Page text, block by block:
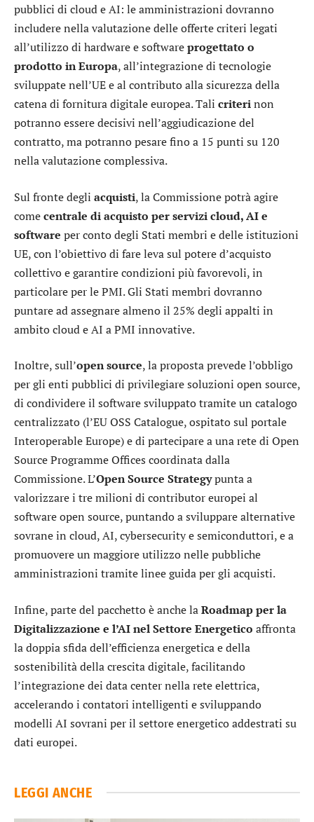
pubblici di cloud e AI: le amministrazioni dovranno
includere nella valutazione delle offerte criteri legati
all’utilizzo di hardware e softwareprogettato o
prodotto in Europa, all’integrazione di tecnologie
sviluppate nell’UE e al contributo alla sicurezza della
catena di fornitura digitale europea. Tali criterinon
potranno essere decisivi nell’aggiudicazione del
contratto, ma potranno pesare fino a 15 punti su 120
nella valutazione complessiva.
Sul fronte degli acquisti, la Commissione potrà agire
comecentrale di acquisto per servizi cloud, AI e
software per conto degli Stati membri e delle istituzioni
UE, con l’obiettivo di fare leva sul potere d’acquisto
collettivo e garantire condizioni più favorevoli, in
particolare per le PMI. Gli Stati membri dovranno
puntare ad assegnare almeno il 25% degli appalti in
ambito cloud e AI a PMI innovative.
Inoltre, sull’open source, la proposta prevede l’obbligo
per gli enti pubblici di privilegiare soluzioni open source,
di condividere il software sviluppato tramite un catalogo
centralizzato (l’EU OSS Catalogue, ospitato sul portale
Interoperable Europe) e di partecipare a una rete di Open
Source Programme Offices coordinata dalla
Commissione. L’Open Source Strategypunta a
valorizzare i tre milioni di contributor europei al
software open source, puntando a sviluppare alternative
sovrane in cloud, AI, cybersecurity e semiconduttori, e a
promuovere un maggiore utilizzo nelle pubbliche
amministrazioni tramite linee guida per gli acquisti.
Infine, parte del pacchetto è anche laRoadmap per la
Digitalizzazione e l’AI nel Settore Energetico affronta
la doppia sfida dell’efficienza energetica e della
sostenibilità della crescita digitale, facilitando
l’integrazione dei data center nella rete elettrica,
accelerando i contatori intelligenti e sviluppando
modelli AI sovrani per il settore energetico addestrati su
dati europei.
LEGGI ANCHE